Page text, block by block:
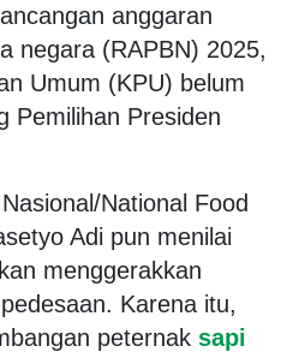
anggaran
negara (RAPBN) 2025,
Umum (KPU) belum
Pemilihan Presiden
National Food
Adi pun menilai
menggerakkan
Karena itu,
peternak sapi